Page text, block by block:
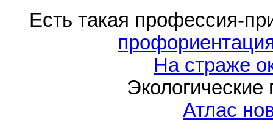
Есть такая профессия-
На страже
Атлас